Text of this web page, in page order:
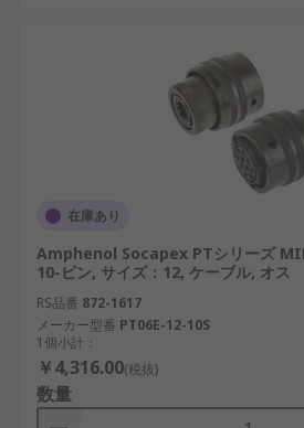
A ITT Cannon：堅牢な構造と
空・宇宙用途にも採用実績が
A Hirschmann：産業ネットワ
質な丸型コネクタを提供。
A Eaton：重電・防爆機器向
が特徴。
Aハーモニックドライブシス
の高精度装置向けに小型で高
開。
MIL規格丸型コネクタは、その堅
ら、日本国内のエネルギー、輸送、
いて今後さらに重要性を増すコン
在庫あり
Amphenol Socapex PTシリーズ
10-ピン, サイズ：12, ケーブル, オス
RS品番 872-1617
メーカー型番 PT06E-12-10S
1個小計：
￥4,316.00(税抜)
数量